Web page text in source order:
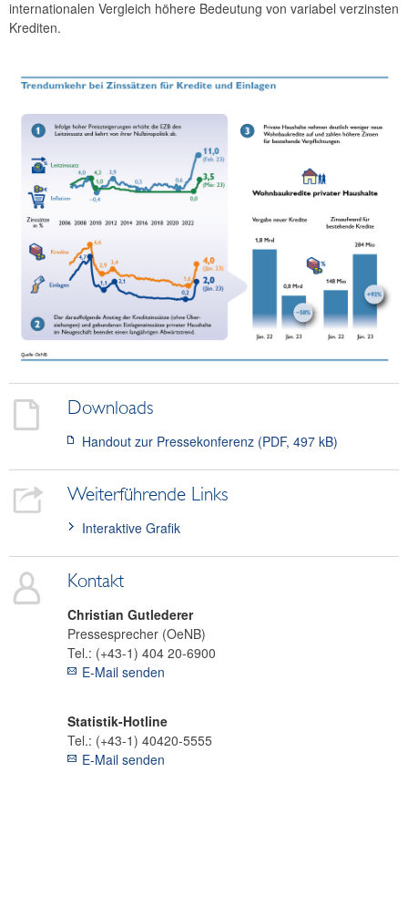
internationalen Vergleich höhere Bedeutung von variabel verzinsten
Krediten.
Downloads
Handout zur Pressekonferenz (PDF, 497 kB)
Weiterführende Links
Interaktive Grafik
Kontakt
Christian Gutlederer
Pressesprecher (OeNB)
Tel.: (+43-1) 404 20-6900
E-Mail senden
Statistik-Hotline
Tel.: (+43-1) 40420-5555
E-Mail senden